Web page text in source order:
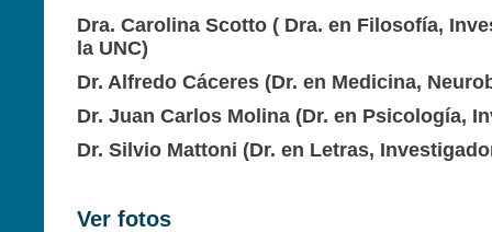
Dra. Carolina Scotto ( Dra. en Filosofía,
la UNC)
Dr. Alfredo Cáceres (Dr. en Medicina,
Dr. Juan Carlos Molina (Dr. en Psicología,
Dr. Silvio Mattoni (Dr. en Letras,
Ver fotos